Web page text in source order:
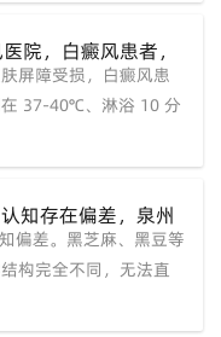
院，白癜风患者，
屏障受损，白癜风患
37-40℃、淋浴 10 分
知存在偏差，泉州
正确方式
偏差。黑芝麻、黑豆等
构完全不同，无法直